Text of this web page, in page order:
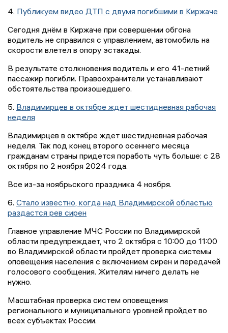
4. Публикуем видео ДТП с двумя погибшими в Киржаче
Сегодня днём в Киржаче при совершении обгона
водитель не справился с управлением, автомобиль на
скорости влетел в опору эстакады.
В результате столкновения водитель и его 41-летний
пассажир погибли. Правоохранители устанавливают
обстоятельства произошедшего.
5. Владимирцев в октябре ждет шестидневная рабочая
неделя
Владимирцев в октябре ждет шестидневная рабочая
неделя. Так под конец второго осеннего месяца
гражданам страны придется поработь чуть больше: с 28
октября по 2 ноября 2024 года.
Все из-за ноябрьского праздника 4 ноября.
6. Стало известно, когда над Владимирской областью
раздастся рев сирен
Главное управление МЧС России по Владимирской
области предупреждает, что 2 октября с 10:00 до 11:00
во Владимирской области пройдет проверка системы
оповещения населения с включением сирен и передачей
голосового сообщения. Жителям ничего делать не
нужно.
Масштабная проверка систем оповещения
регионального и муниципального уровней пройдет во
всех субъектах России.